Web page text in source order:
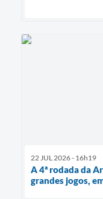
22 JUL 2026 - 16h19
A 4ª rodada da
grandes jogos,